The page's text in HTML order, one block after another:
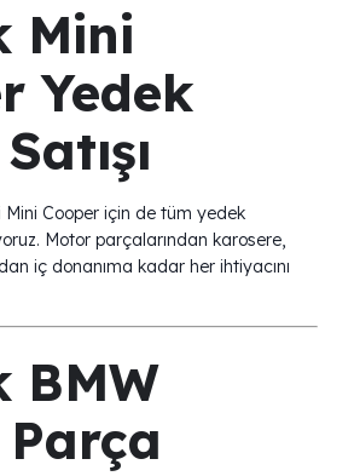
Mini
Yedek
Mini Cooper için de tüm yedek
Motor parçalarından karosere,
iç donanıma kadar her ihtiyacını
BMW